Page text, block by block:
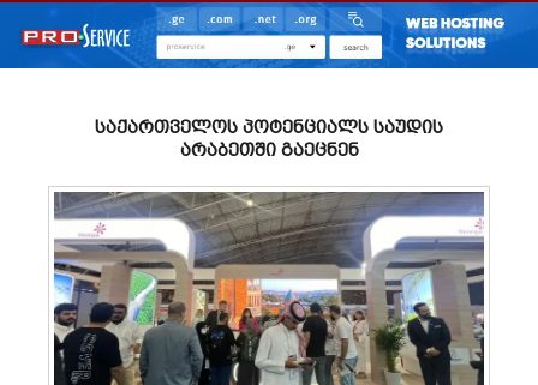
საქართველოს პოტენციალს საუდის
არაბეთში გაეცნენ